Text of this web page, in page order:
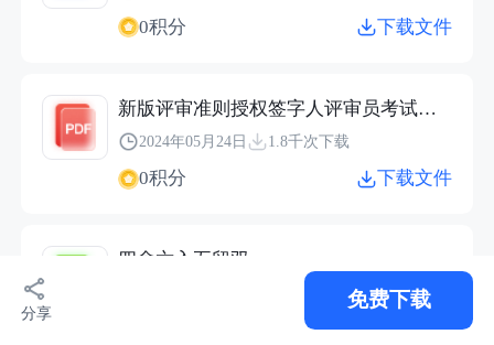
0积分 下载文件
新版评审准则授权签字人评审员考试习题
2024年05月24日 1.8千次下载
0积分 下载文件
四舍六入五留双
1.3千次下载
下载文件
分享
免费下载